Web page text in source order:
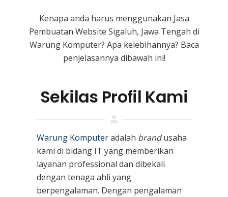
Kenapa anda harus menggunakan Jasa
Pembuatan Website Sigaluh, Jawa Tengah di
Warung Komputer? Apa kelebihannya? Baca
penjelasannya dibawah ini!
Sekilas Profil Kami
Warung Komputeradalah brandusaha
kami di bidang IT yang memberikan
layanan professional dan dibekali
dengan tenaga ahli yang
berpengalaman. Dengan pengalaman